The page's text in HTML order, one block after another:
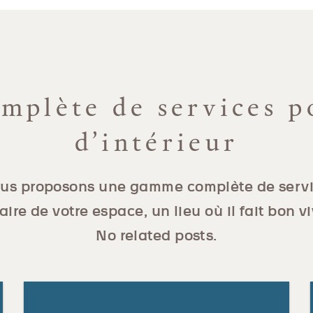
de services
d’intérieur
proposons une gamme complète de
de votre espace, un lieu où il fait bon
No related posts.